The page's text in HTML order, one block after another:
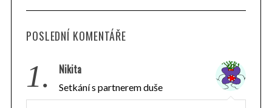
POSLEDNÍ KOMENTÁŘE
1. Nikita
Setkání s partnerem duše